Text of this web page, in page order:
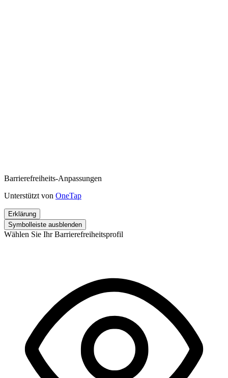
Barrierefreiheits-Anpassungen
Unterstützt von OneTap
Erklärung
Symbolleiste ausblenden
Wählen Sie Ihr Barrierefreiheitsprofil